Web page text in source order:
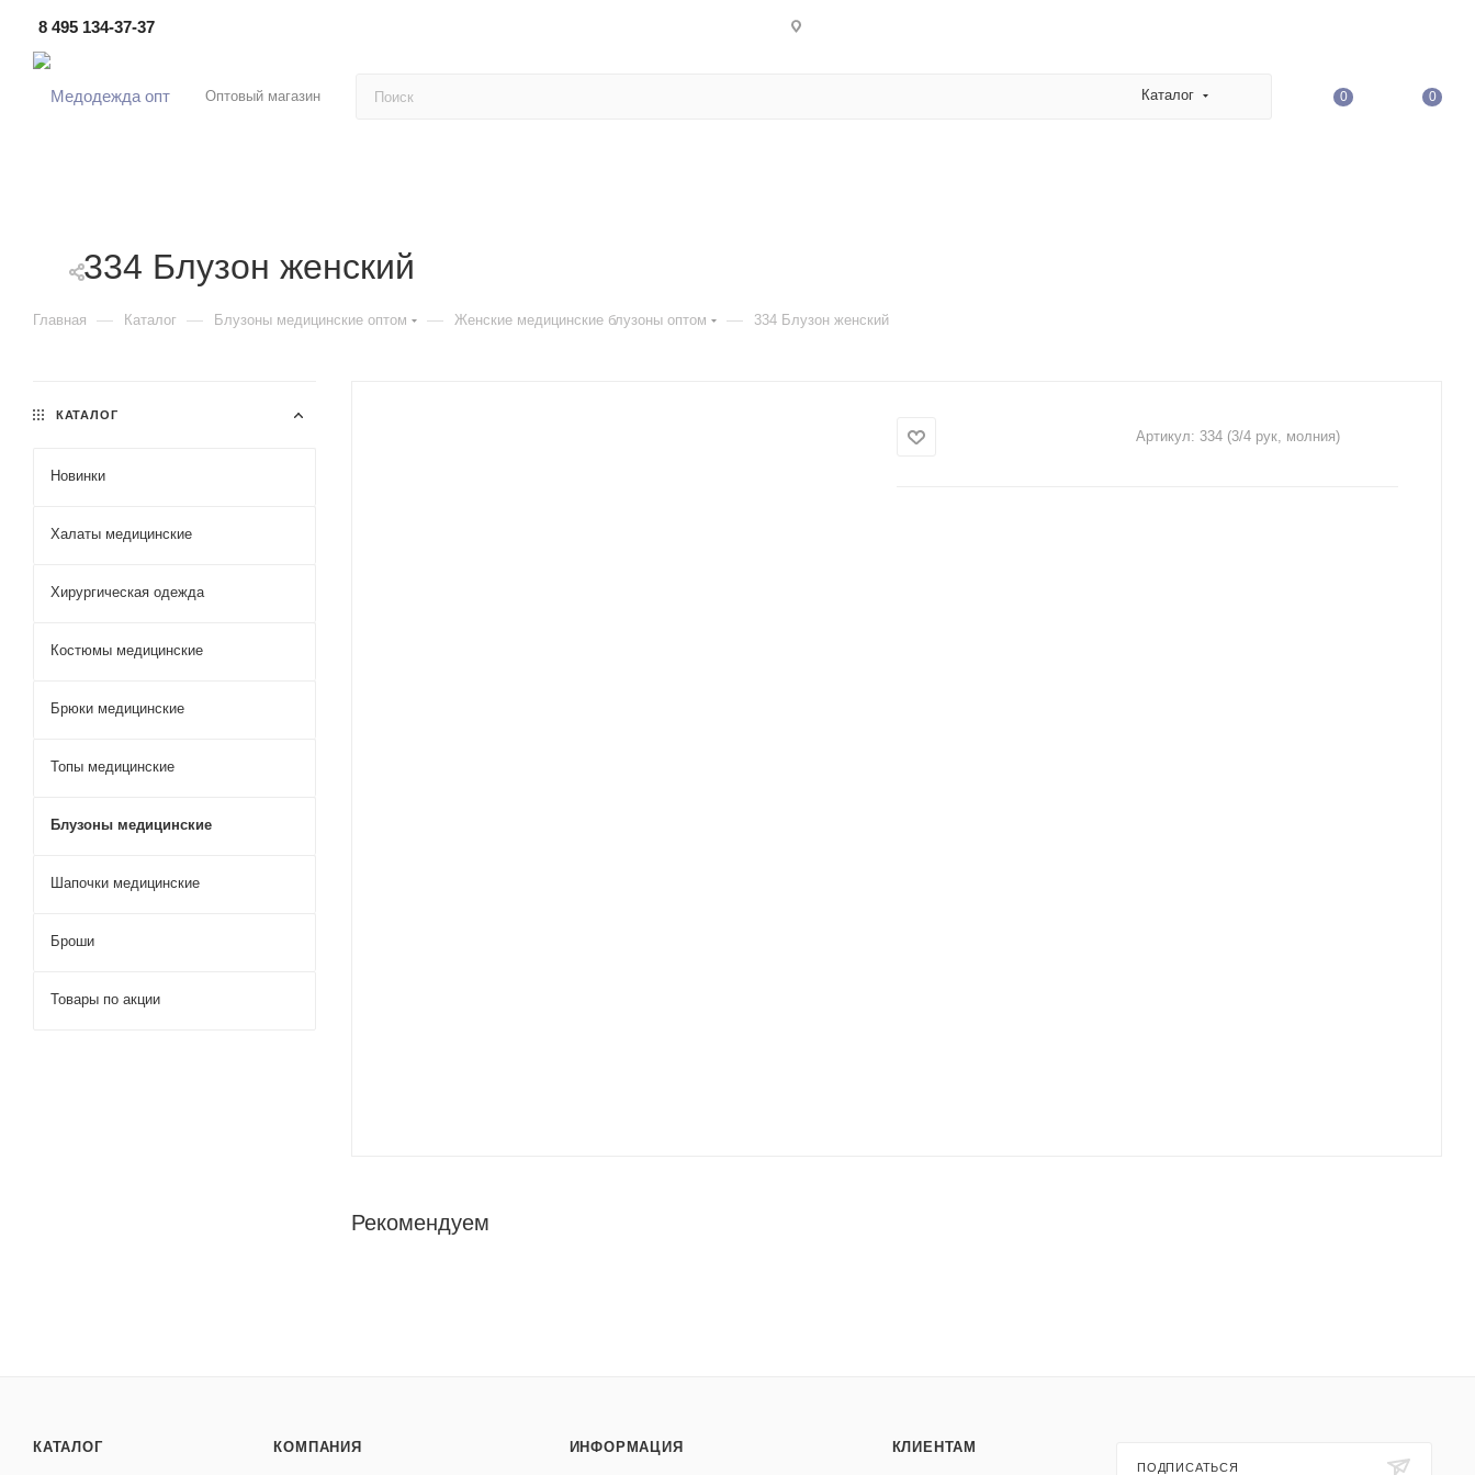
8 495 134-37-37
Оптовый магазин Каталог 0 0
334 Блузон женский
Главная — Каталог — Блузоны медицинские оптом — Женские медицинские блузоны оптом — 334 Блузон женский
Артикул: 334 (3/4 рук, молния)
Рекомендуем
КАТАЛОГ
Новинки
Халаты медицинские
Хирургическая одежда
Костюмы медицинские
Брюки медицинские
Топы медицинские
Блузоны медицинские
Шапочки медицинские
Броши
Товары по акции
КАТАЛОГ КОМПАНИЯ ИНФОРМАЦИЯ КЛИЕНТАМ
ПОДПИСАТЬСЯ